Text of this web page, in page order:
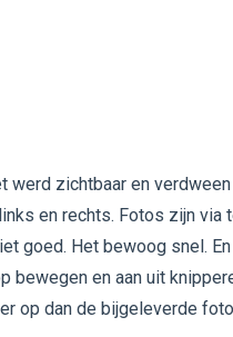
werd zichtbaar en verdween
en rechts. Fotos zijn via
goed. Het bewoog snel.
bewegen en aan uit
op dan de bijgeleverde